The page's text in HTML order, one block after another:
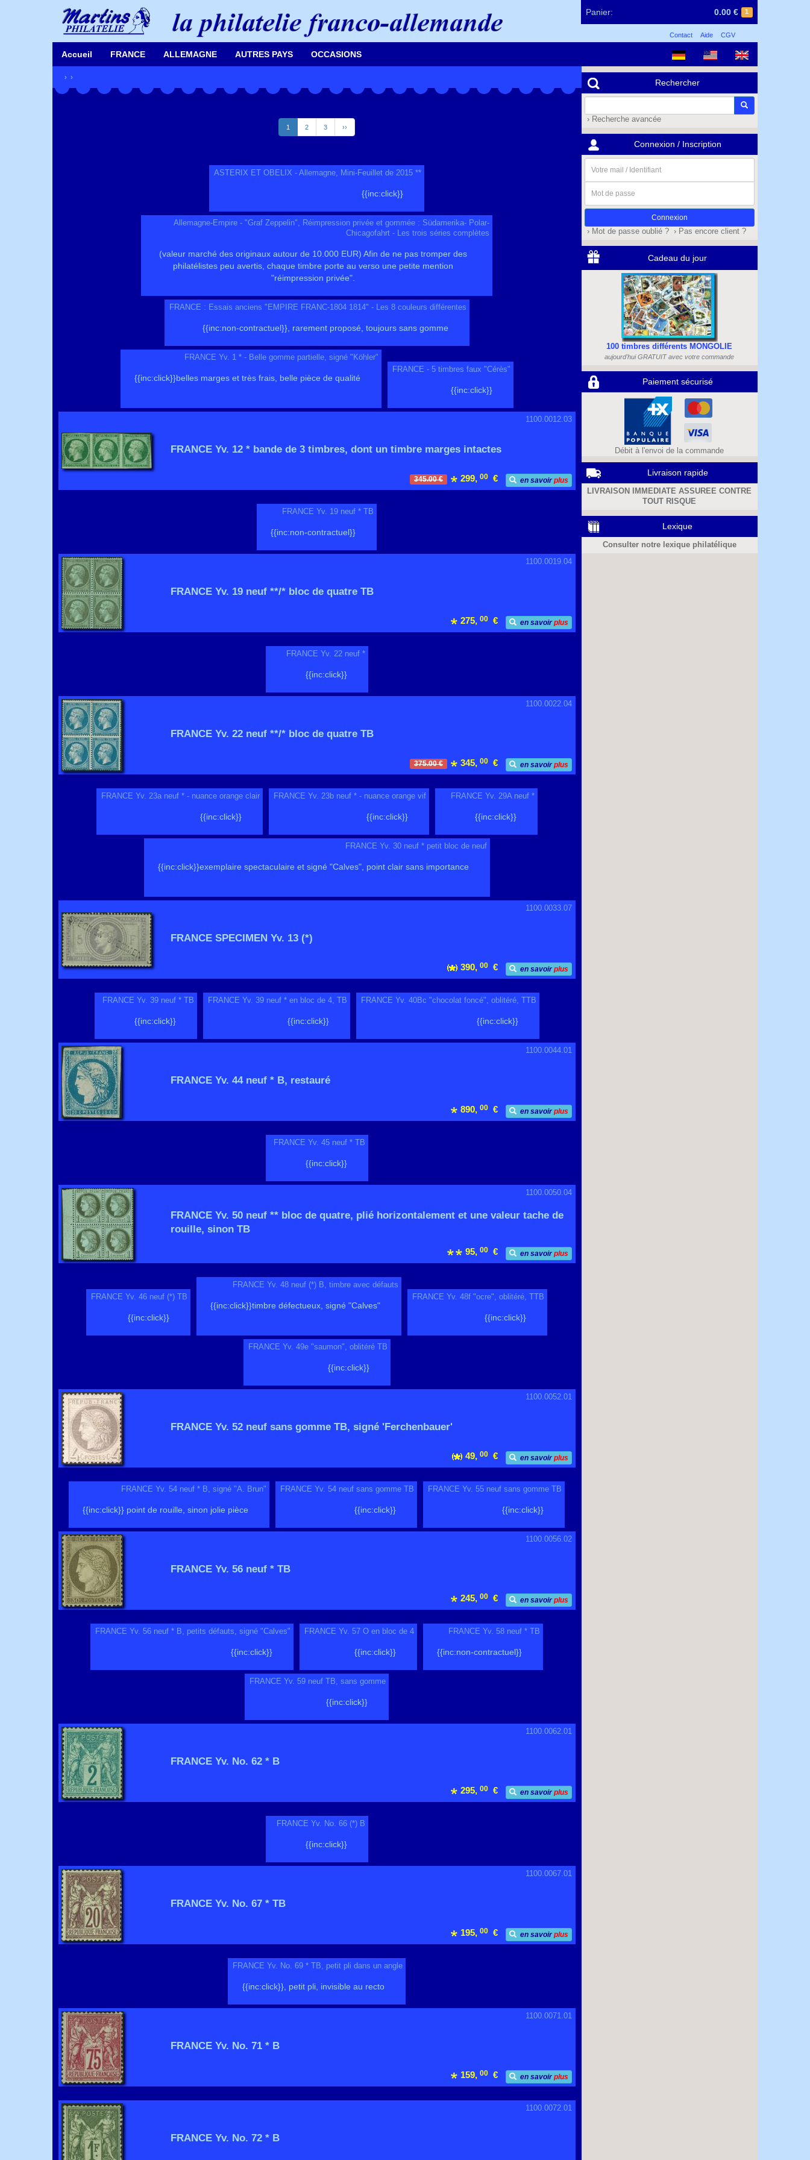
Panier: 1
0.00 €
Contact Aide CGV
Accueil FRANCE ALLEMAGNE AUTRES PAYS OCCASIONS
› ›
1 2 3 ››
ASTERIX ET OBELIX - Allemagne, Mini-Feuillet de 2015 **
{{inc:click}}
Allemagne-Empire - "Graf Zeppelin", Réimpression privée et gommée : Südamerika- Polar-
Chicagofahrt - Les trois séries complètes
(valeur marché des originaux autour de 10.000 EUR) Afin de ne pas tromper des
philatélistes peu avertis, chaque timbre porte au verso une petite mention
"réimpression privée".
FRANCE : Essais anciens "EMPIRE FRANC-1804 1814" - Les 8 couleurs différentes
{{inc:non-contractuel}}, rarement proposé, toujours sans gomme
FRANCE Yv. 1 * - Belle gomme partielle, signé "Köhler"
{{inc:click}}belles marges et très frais, belle pièce de qualité
FRANCE - 5 timbres faux "Cérès"
{{inc:click}}
1100.0012.03
FRANCE Yv. 12 * bande de 3 timbres, dont un timbre marges intactes
en savoirplus
345.00 € 299, 00 €
FRANCE Yv. 19 neuf * TB
{{inc:non-contractuel}}
1100.0019.04
FRANCE Yv. 19 neuf **/* bloc de quatre TB
en savoirplus
275, 00 €
FRANCE Yv. 22 neuf *
{{inc:click}}
1100.0022.04
FRANCE Yv. 22 neuf **/* bloc de quatre TB
en savoirplus
375.00 € 345, 00 €
FRANCE Yv. 23a neuf * - nuance orange clair
{{inc:click}}
FRANCE Yv. 23b neuf * - nuance orange vif
{{inc:click}}
FRANCE Yv. 29A neuf *
{{inc:click}}
FRANCE Yv. 30 neuf * petit bloc de neuf
{{inc:click}}exemplaire spectaculaire et signé "Calves", point clair sans importance
1100.0033.07
FRANCE SPECIMEN Yv. 13 (*)
en savoirplus
390, 00 €
FRANCE Yv. 39 neuf * TB
{{inc:click}}
FRANCE Yv. 39 neuf * en bloc de 4, TB
{{inc:click}}
FRANCE Yv. 40Bc "chocolat foncé", oblitéré, TTB
{{inc:click}}
1100.0044.01
FRANCE Yv. 44 neuf * B, restauré
en savoirplus
890, 00 €
FRANCE Yv. 45 neuf * TB
{{inc:click}}
1100.0050.04
FRANCE Yv. 50 neuf ** bloc de quatre, plié horizontalement et une valeur tache de
rouille, sinon TB
en savoirplus
95, 00 €
FRANCE Yv. 46 neuf (*) TB
{{inc:click}}
FRANCE Yv. 48 neuf (*) B, timbre avec défauts
{{inc:click}}timbre défectueux, signé "Calves"
FRANCE Yv. 48f "ocre", oblitéré, TTB
{{inc:click}}
FRANCE Yv. 49e "saumon", oblitéré TB
{{inc:click}}
1100.0052.01
FRANCE Yv. 52 neuf sans gomme TB, signé 'Ferchenbauer'
en savoirplus
49, 00 €
FRANCE Yv. 54 neuf * B, signé "A. Brun"
{{inc:click}} point de rouille, sinon jolie pièce
FRANCE Yv. 54 neuf sans gomme TB
{{inc:click}}
FRANCE Yv. 55 neuf sans gomme TB
{{inc:click}}
1100.0056.02
FRANCE Yv. 56 neuf * TB
en savoirplus
245, 00 €
FRANCE Yv. 56 neuf * B, petits défauts, signé "Calves"
{{inc:click}}
FRANCE Yv. 57 O en bloc de 4
{{inc:click}}
FRANCE Yv. 58 neuf * TB
{{inc:non-contractuel}}
FRANCE Yv. 59 neuf TB, sans gomme
{{inc:click}}
1100.0062.01
FRANCE Yv. No. 62 * B
en savoirplus
295, 00 €
FRANCE Yv. No. 66 (*) B
{{inc:click}}
1100.0067.01
FRANCE Yv. No. 67 * TB
en savoirplus
195, 00 €
FRANCE Yv. No. 69 * TB, petit pli dans un angle
{{inc:click}}, petit pli, invisible au recto
1100.0071.01
FRANCE Yv. No. 71 * B
en savoirplus
159, 00 €
1100.0072.01
FRANCE Yv. No. 72 * B
Rechercher
› Recherche avancée
Connexion / Inscription
mail
/
Identifiant
de
passe
› Mot de passe oublié ? › Pas encore client ?
Cadeau du jour
100 timbres différents MONGOLIE
aujourd'hui GRATUIT avec votre commande
Paiement sécurisé
Débit à l'envoi de la commande
Livraison rapide
LIVRAISON IMMEDIATE ASSUREE CONTRE
TOUT RISQUE
Lexique
Consulter notre lexique philatélique